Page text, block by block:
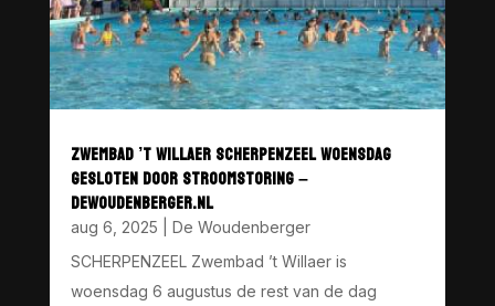
ZWEMBAD ’T WILLAER SCHERPENZEEL WOENSDAG
GESLOTEN DOOR STROOMSTORING –
DEWOUDENBERGER.NL
aug 6, 2025
De Woudenberger
SCHERPENZEEL Zwembad ’t Willaer is
woensdag 6 augustus de rest van de dag